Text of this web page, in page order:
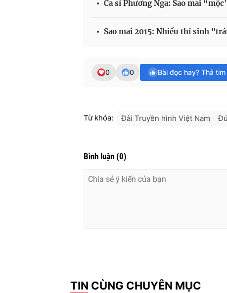
Ca sĩ Phương Nga: Sao mai
Sao mai 2015: Nhiều thí sinh
0 0 Bài đọc hay? Thả
Từ khóa: Đài Truyền hình Việt Nam
Bình luận (0)
TIN CÙNG CHUYÊN MỤC